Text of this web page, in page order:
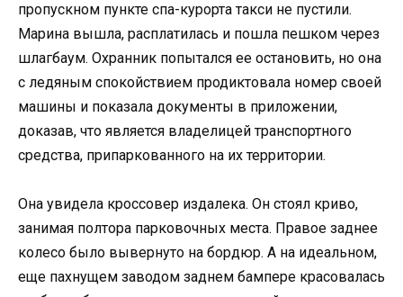
пропускном пункте спа-курорта такси не пустили.
Марина вышла, расплатилась и пошла пешком через
шлагбаум. Охранник попытался ее остановить, но она
с ледяным спокойствием продиктовала номер своей
машины и показала документы в приложении,
доказав, что является владелицей транспортного
средства, припаркованного на их территории.
Она увидела кроссовер издалека. Он стоял криво,
занимая полтора парковочных места. Правое заднее
колесо было вывернуто на бордюр. А на идеальном,
еще пахнущем заводом заднем бампере красовалась